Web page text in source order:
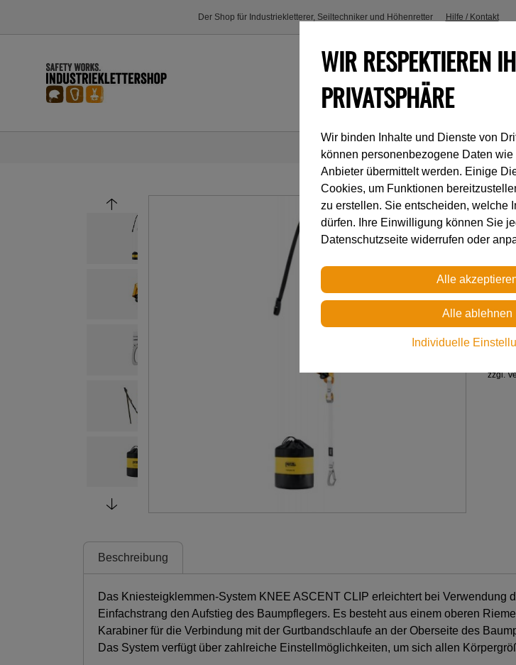
Der Shop für Industriekletterer, Seiltechniker und Höhenretter Hilfe / Kontakt
Industrieklettern
Petzl
um
€
zzgl.
Beschreibung
Das Kniesteigklemmen-System KNEE ASCENT CLIP erleichtert bei Verwendung
Einfachstrang den Aufstieg des Baumpflegers. Es besteht aus einem oberen
Karabiner für die Verbindung mit der Gurtbandschlaufe an der Oberseite des
Das System verfügt über zahlreiche Einstellmöglichkeiten, um sich allen
WIR RESPEKTIEREN
PRIVATSPHÄRE
Wir binden Inhalte und Dienste von
können personenbezogene Daten
Anbieter übermittelt werden. Einige
Cookies, um Funktionen
zu erstellen. Sie entscheiden, welche
dürfen. Ihre Einwilligung können Sie
Datenschutzseite widerrufen oder
Individuelle